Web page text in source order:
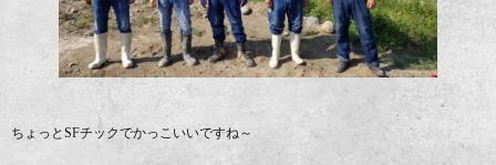
ちょっとSFチックでかっこいいですね～